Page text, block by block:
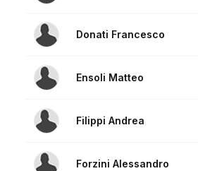
Donati Francesco
Ensoli Matteo
Filippi Andrea
Forzini Alessandro